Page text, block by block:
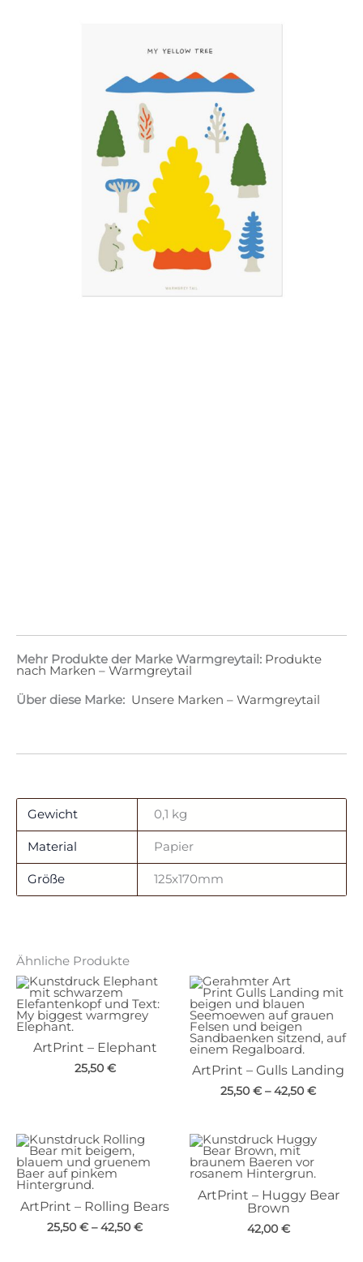
Mehr Produkte der Marke Warmgreytail: Produkte
nach Marken – Warmgreytail
Über diese Marke: Unsere Marken – Warmgreytail
Gewicht 0,1 kg
Material Papier
Größe 125x170mm
Ähnliche Produkte
ArtPrint – Elephant
25,50 € ArtPrint – Gulls Landing
25,50 € –42,50 €
ArtPrint – Rolling Bears
25,50 € –42,50 €
ArtPrint – Huggy Bear
Brown
42,00 €